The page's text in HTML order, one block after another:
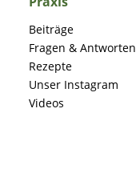
Beiträge
Fragen & Antworten
Rezepte
Unser Instagram
Videos